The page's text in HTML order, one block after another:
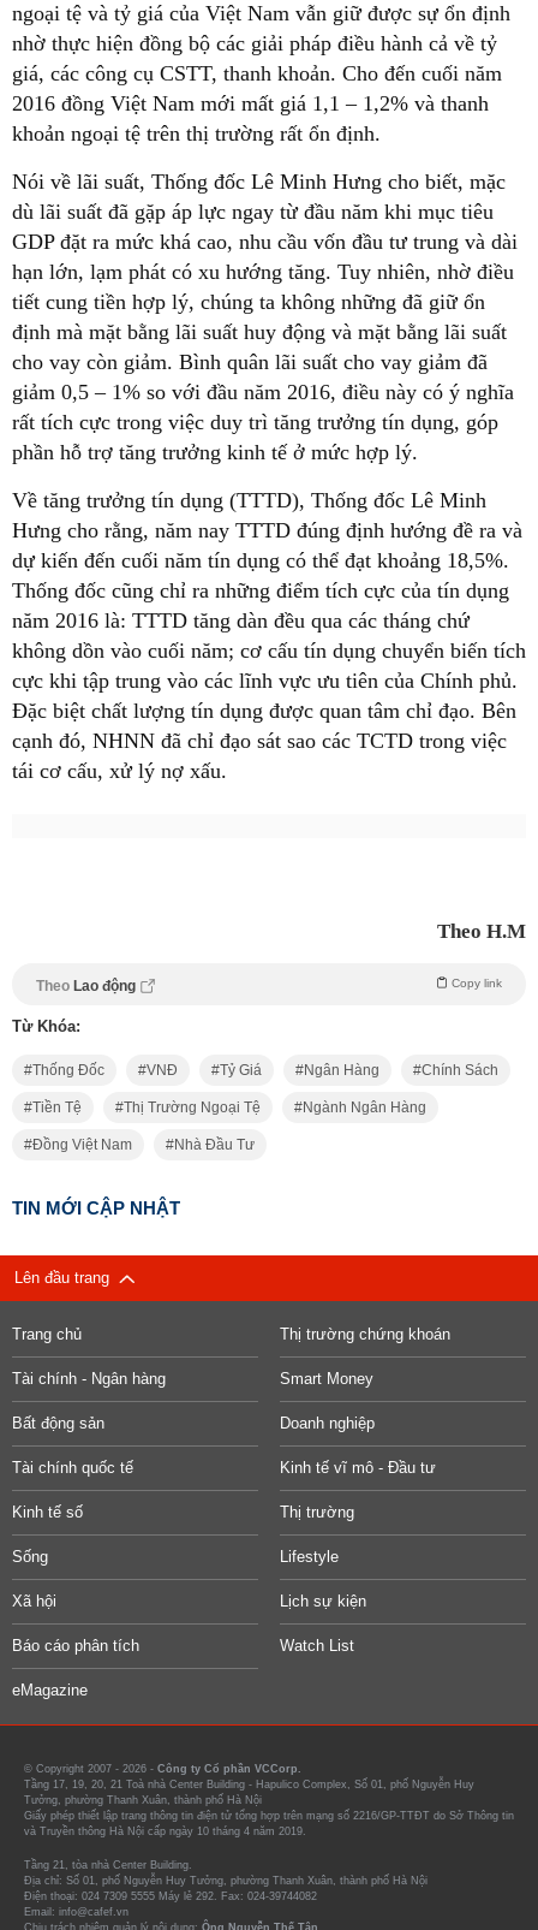
ngoại tệ và tỷ giá của Việt Nam vẫn giữ được sự ổn định
nhờ thực hiện đồng bộ các giải pháp điều hành cả về tỷ
giá, các công cụ CSTT, thanh khoản. Cho đến cuối năm
2016 đồng Việt Nam mới mất giá 1,1 – 1,2% và thanh
khoản ngoại tệ trên thị trường rất ổn định.
Nói về lãi suất, Thống đốc Lê Minh Hưng cho biết, mặc
dù lãi suất đã gặp áp lực ngay từ đầu năm khi mục tiêu
GDP đặt ra mức khá cao, nhu cầu vốn đầu tư trung và dài
hạn lớn, lạm phát có xu hướng tăng. Tuy nhiên, nhờ điều
tiết cung tiền hợp lý, chúng ta không những đã giữ ổn
định mà mặt bằng lãi suất huy động và mặt bằng lãi suất
cho vay còn giảm. Bình quân lãi suất cho vay giảm đã
giảm 0,5 – 1% so với đầu năm 2016, điều này có ý nghĩa
rất tích cực trong việc duy trì tăng trưởng tín dụng, góp
phần hỗ trợ tăng trưởng kinh tế ở mức hợp lý.
Về tăng trưởng tín dụng (TTTD), Thống đốc Lê Minh
Hưng cho rằng, năm nay TTTD đúng định hướng đề ra và
dự kiến đến cuối năm tín dụng có thể đạt khoảng 18,5%.
Thống đốc cũng chỉ ra những điểm tích cực của tín dụng
năm 2016 là: TTTD tăng dàn đều qua các tháng chứ
không dồn vào cuối năm; cơ cấu tín dụng chuyển biến tích
cực khi tập trung vào các lĩnh vực ưu tiên của Chính phủ.
Đặc biệt chất lượng tín dụng được quan tâm chỉ đạo. Bên
cạnh đó, NHNN đã chỉ đạo sát sao các TCTD trong việc
tái cơ cấu, xử lý nợ xấu.
Theo H.M
Theo Lao động Copy link
Từ Khóa:
Thống Đốc VNĐ Tỷ Giá Ngân Hàng Chính Sách
Tiền Tệ Thị Trường Ngoại Tệ Ngành Ngân Hàng
Đồng Việt Nam Nhà Đầu Tư
TIN MỚI CẬP NHẬT
Lên đầu trang
Trang chủ Thị trường chứng khoán
Tài chính - Ngân hàng Smart Money
Bất động sản Doanh nghiệp
Tài chính quốc tế Kinh tế vĩ mô - Đầu tư
Kinh tế số Thị trường
Sống Lifestyle
Xã hội Lịch sự kiện
Báo cáo phân tích Watch List
eMagazine
© Copyright 2007 - 2026 - Công ty Cổ phần VCCorp.
Tầng 17, 19, 20, 21 Toà nhà Center Building - Hapulico Complex, Số 01, phố Nguyễn Huy
Tưởng, phường Thanh Xuân, thành phố Hà Nội
Giấy phép thiết lập trang thông tin điện tử tổng hợp trên mạng số 2216/GP-TTĐT do Sở Thông tin
và Truyền thông Hà Nội cấp ngày 10 tháng 4 năm 2019.
Tầng 21, tòa nhà Center Building.
Địa chỉ: Số 01, phố Nguyễn Huy Tưởng, phường Thanh Xuân, thành phố Hà Nội
Điện thoại: 024 7309 5555 Máy lẻ 292. Fax: 024-39744082
Email: info@cafef.vn
Chịu trách nhiệm quản lý nội dung: Ông Nguyễn Thế Tân